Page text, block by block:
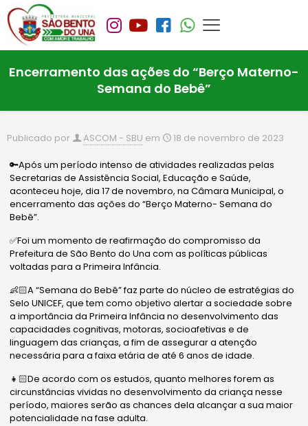
Encerramento das ações do “Berço Materno-
Semana do Bebê”
Publicado por ASCOM - SBU em 18 de novembro de 2023
🔑Após um período intenso de atividades realizadas pelas
Secretarias de Assistência Social, Educação e Saúde,
aconteceu hoje, dia 17 de novembro, na Câmara Municipal, o
encerramento das ações do “Berço Materno- Semana do
Bebê”.
✅Foi um momento de reafirmação do compromisso da
Prefeitura de São Bento do Una com as políticas públicas
voltadas para a Primeira Infância.
👶🏻A “Semana do Bebê” faz parte do núcleo de estratégias do
Selo UNICEF, que tem como objetivo alertar a sociedade sobre
a importância da Primeira Infância no desenvolvimento das
capacidades cognitivas, motoras, socioafetivas e de
linguagem das crianças, a fim de assegurar a atenção
necessária para a faixa etária de até 6 anos de idade.
👧🏻De acordo com os estudos, quanto melhores forem as
circunstâncias vividas no desenvolvimento da criança nesse
período, maiores serão as chances dela alcançar a sua maior
potencialidade na fase adulta.